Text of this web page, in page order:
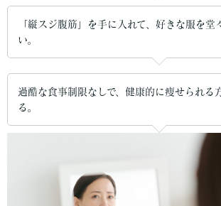
「縦スジ腹筋」を手に入れて、好きな服を堂
い。
過酷な食事制限なしで、健康的に痩せられる
る。